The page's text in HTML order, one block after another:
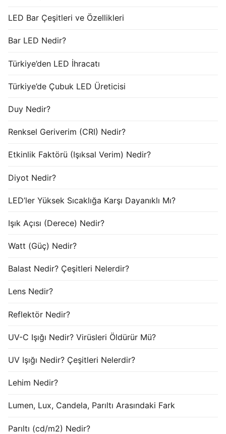
LED Bar Çeşitleri ve Özellikleri
Bar LED Nedir?
Türkiye’den LED İhracatı
Türkiye’de Çubuk LED Üreticisi
Duy Nedir?
Renksel Geriverim (CRI) Nedir?
Etkinlik Faktörü (Işıksal Verim) Nedir?
Diyot Nedir?
LED’ler Yüksek Sıcaklığa Karşı Dayanıklı Mı?
Işık Açısı (Derece) Nedir?
Watt (Güç) Nedir?
Balast Nedir? Çeşitleri Nelerdir?
Lens Nedir?
Reflektör Nedir?
UV-C Işığı Nedir? Virüsleri Öldürür Mü?
UV Işığı Nedir? Çeşitleri Nelerdir?
Lehim Nedir?
Lumen, Lux, Candela, Parıltı Arasındaki Fark
Parıltı (cd/m2) Nedir?